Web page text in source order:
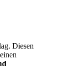
Diesen